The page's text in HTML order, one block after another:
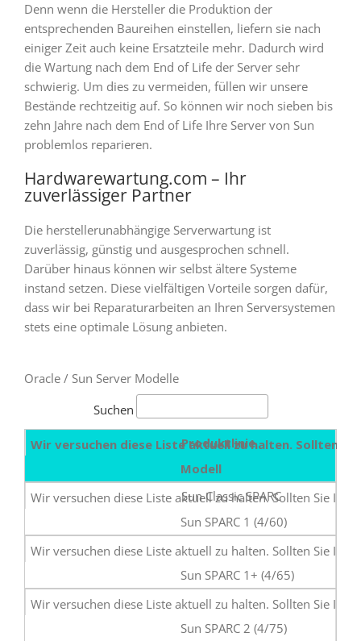
Denn wenn die Hersteller die Produktion der
entsprechenden Baureihen einstellen, liefern sie nach
einiger Zeit auch keine Ersatzteile mehr. Dadurch wird
die Wartung nach dem End of Life der Server sehr
schwierig. Um dies zu vermeiden, füllen wir unsere
Bestände rechtzeitig auf. So können wir noch sieben bis
zehn Jahre nach dem End of Life Ihre Server von Sun
problemlos reparieren.
Hardwarewartung.com – Ihr
zuverlässiger Partner
Die herstellerunabhängige Serverwartung ist
zuverlässig, günstig und ausgesprochen schnell.
Darüber hinaus können wir selbst ältere Systeme
instand setzen. Diese vielfältigen Vorteile sorgen dafür,
dass wir bei Reparaturarbeiten an Ihren Serversystemen
stets eine optimale Lösung anbieten.
Oracle / Sun Server Modelle
Suchen
Produktlinie
Modell
Sun Classic SPARC
Sun SPARC 1 (4/60)
Sun SPARC 1+ (4/65)
Sun SPARC 2 (4/75)